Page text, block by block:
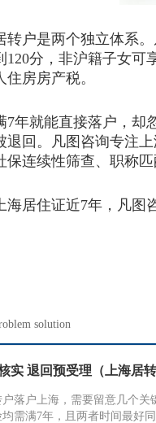
是两个独立体系。
120分，非沪籍子女
房房产税。
就能直接落户，却忽
退回。凡图咨询专注
保连续性筛查、职称
住证近7年，凡图咨
solution
实 退回预受理（上海居
落户上海，需要留意几个
需满7年，且两者时间最好